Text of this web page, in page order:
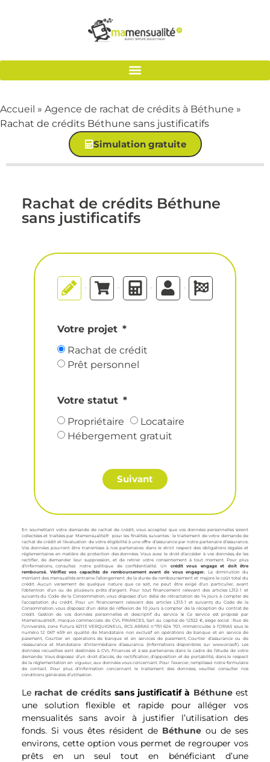
Accueil » Agence de rachat de crédits à Béthune »
Rachat de crédits Béthune sans justificatifs
Simulation gratuite
Rachat de crédits Béthune
sans justificatifs
Votre projet
Rachat de crédit
Prêt personnel
Votre statut
Propriétaire
Locataire
Hébergement gratuit
Suivant
En soumettant votre demande de rachat de crédit, vous acceptez que vos données personnelles soient
collectées et traitées par Mamensualité.fr pour les finalités suivantes : le traitement de votre demande de
rachat de crédit et l’évaluation de votre éligibilité à une offre d’assurance par notre partenaire d’assurance.
Vos données pourront être transmises à nos partenaires dans le strict respect des obligations légales et
réglementaires en matière de protection des données. Vous avez le droit d’accéder à vos données, de les
rectifier, de demander leur suppression, et de retirer votre consentement à tout moment. Pour plus
d’informations, consultez notre politique de confidentialité. Un
crédit vous engage et doit être
remboursé. Vérifiez vos capacités de remboursement avant de vous engager. La diminution du
montant des mensualités entraine l’allongement de la durée de remboursement et majore le coût total du
crédit. Aucun versement de quelque nature que ce soit, ne peut être exigé d’un particulier, avant
l’obtention d’un ou de plusieurs prêts d’argent. Pour tout financement relevant des articles L312-1 et
suivants du Code de la Consommation, vous disposez d’un délai de rétractation de 14 jours à compter de
l’acceptation du crédit. Pour un financement relevant des articles L313-1 et suivants du Code de la
Consommation, vous disposez d’un délai de réflexion de 10 jours à compter de la réception du contrat de
crédit. Gestion de vos données personnelles et descriptif du service ⇲ Ce service est proposé par
Mamensualité.fr, marque commerciale de CVL FINANCES, Sarl au capital de 12322 €, siège social : Rue de
l’Université, zone Futura 62113 VERQUIGNEUL, RCS ARRAS n°751 624 701, immatriculée à l’ORIAS sous le
numéro 12 067 459 en qualité de Mandataire non exclusif en opérations de banque et en service de
paiement, Courtier en opérations de banque et en services de paiement, Courtier d’assurance ou de
réassurance et Mandataire d’intermédiaire d’assurance. (Informations disponibles sur www.orias.fr). Les
données recueillies sont destinées à CVL Finances et à ses partenaires dans le cadre de l’étude de votre
demande. Vous disposez d’un droit d’accès, de rectification, d’opposition et de portabilité, dans le respect
de la réglementation en vigueur, aux données vous concernant. Pour l’exercer, remplissez notreformulaire
de contact. Pour plus d’information concernant le traitement des données, veuillez consulter nos
conditions générales d’utilisation.
Le rachat de crédits sans justificatif à Béthuneest
une solution flexible et rapide pour alléger vos
mensualités sans avoir à justifier l’utilisation des
fonds. Si vous êtes résident de Béthune ou de ses
environs, cette option vous permet de regrouper vos
prêts en un seul tout en bénéficiant d’une